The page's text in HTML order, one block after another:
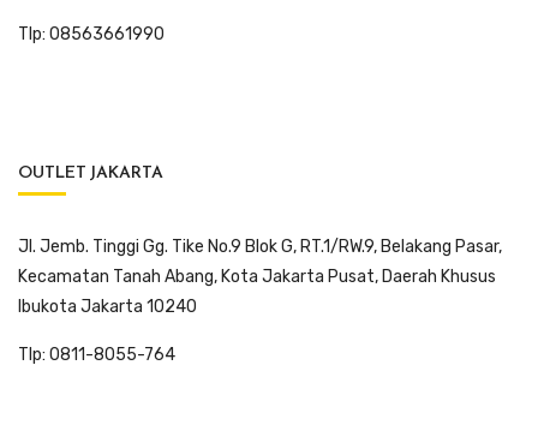
Tlp: 08563661990
OUTLET JAKARTA
Jl. Jemb. Tinggi Gg. Tike No.9 Blok G, RT.1/RW.9, Belakang Pasar,
Kecamatan Tanah Abang, Kota Jakarta Pusat, Daerah Khusus
Ibukota Jakarta 10240
Tlp: 0811-8055-764